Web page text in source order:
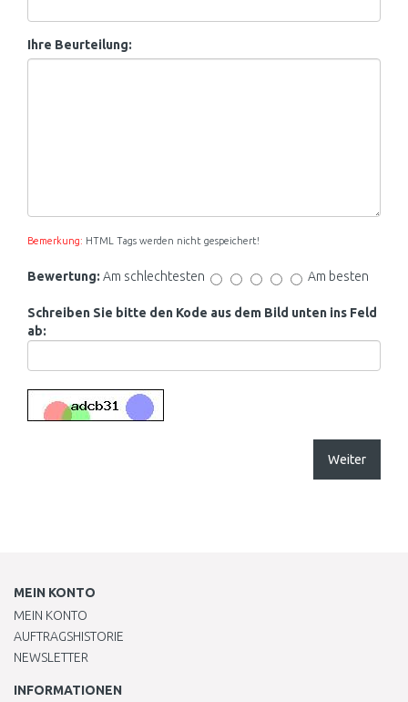
Ihre Beurteilung:
Bemerkung: HTML Tags werden nicht gespeichert!
Bewertung: Am schlechtesten Am besten
Schreiben Sie bitte den Kode aus dem Bild unten ins Feld
ab:
Weiter
MEIN KONTO
MEIN KONTO
AUFTRAGSHISTORIE
NEWSLETTER
INFORMATIONEN